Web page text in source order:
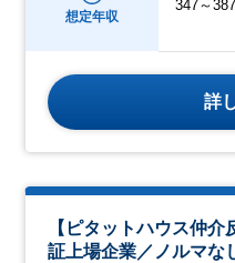
想定年収
347～
詳
【ピタットハウス仲
証上場企業／ノルマな